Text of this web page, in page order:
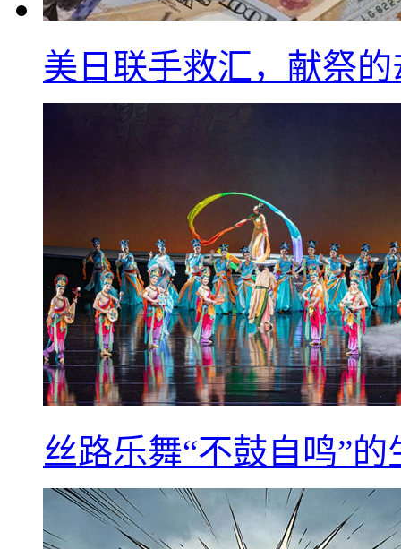
美日联手救汇，献祭
丝路乐舞“不鼓自鸣”